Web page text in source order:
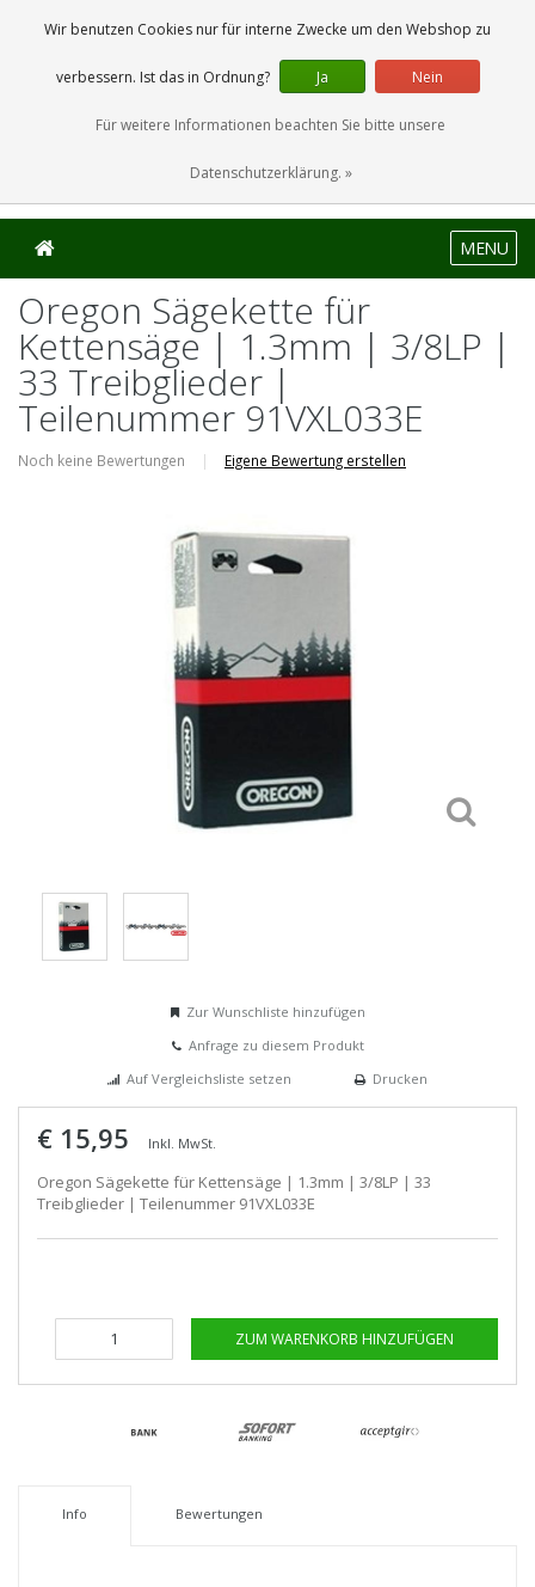
0 Artikel
MENU
Oregon Sägekette für
Kettensäge | 1.3mm | 3/8LP |
33 Treibglieder |
Teilenummer 91VXL033E
Noch keine Bewertungen | Eigene Bewertung erstellen
Zur Wunschliste hinzufügen
Anfrage zu diesem Produkt
Auf Vergleichsliste setzen
Drucken
€ 15,95 Inkl. MwSt.
Oregon Sägekette für Kettensäge | 1.3mm | 3/8LP | 33
Treibglieder | Teilenummer 91VXL033E
ZUM WARENKORB HINZUFÜGEN
Info Bewertungen
Wir benutzen Cookies nur für interne Zwecke um den Webshop zu
verbessern. Ist das in Ordnung? Ja Nein
Für weitere Informationen beachten Sie bitte unsere
Datenschutzerklärung. »